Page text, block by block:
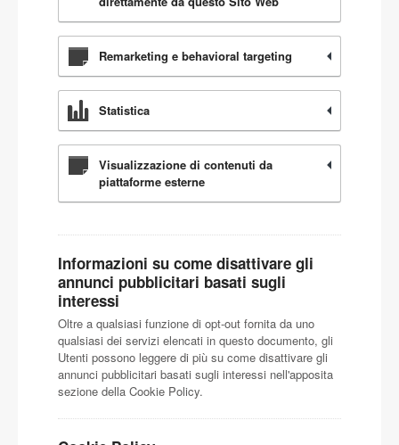
Remarketing e behavioral targeting
Statistica
Visualizzazione di contenuti da
piattaforme esterne
Informazioni su come disattivare gli
annunci pubblicitari basati sugli
interessi
Oltre a qualsiasi funzione di opt-out fornita da uno
qualsiasi dei servizi elencati in questo documento, gli
Utenti possono leggere di più su come disattivare gli
annunci pubblicitari basati sugli interessi nell'apposita
sezione della Cookie Policy.